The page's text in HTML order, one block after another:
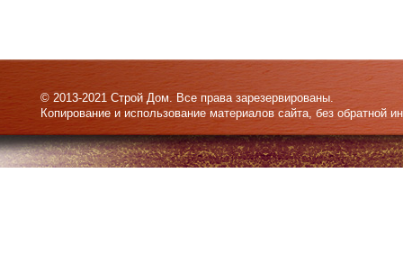
© 2013-2021 Строй Дом. Все права зарезервированы.
Копирование и использование материалов сайта, без обратной